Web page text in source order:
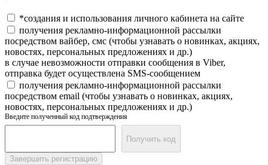
*создания и использования личного кабинета на сайте
получения рекламно-информационной рассылки
посредством вайбер, смс (чтобы узнавать о новинках, акциях,
новостях, персональных предложениях и др.)
в случае невозможности отправки сообщения в Viber,
отправка будет осуществлена SMS-сообщением
получения рекламно-информационной рассылки
посредством email (чтобы узнавать о новинках, акциях,
новостях, персональных предложениях и др.)
Введите полученный код подтверждения
Получить код
Завершить регистрацию